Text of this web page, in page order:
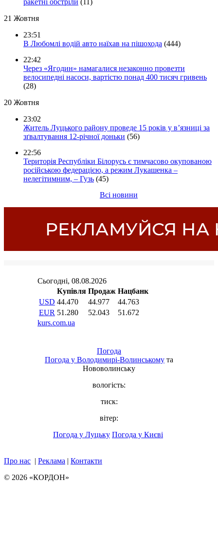
21 Жовтня
23:51
В Любомлі водій авто наїхав на пішохода (444)
22:42
Через «Ягодин» намагалися незаконно провезти
велосипедні насоси, вартістю понад 400 тисяч гривень
(28)
20 Жовтня
23:02
Житель Луцького району проведе 15 років у в’язниці за
зґвалтування 12-річної доньки (56)
22:56
Територія Республіки Білорусь є тимчасово окупованою
російською федерацією, а режим Лукашенка –
нелегітимним, – Гузь (45)
Всі новини
Погода
Погода у Володимирі-Волинському та
Нововолинську
вологість:
тиск:
вітер:
Погода у Луцьку Погода у Києві
Про нас | Реклама | Контакти
© 2026 «КОРДОН»